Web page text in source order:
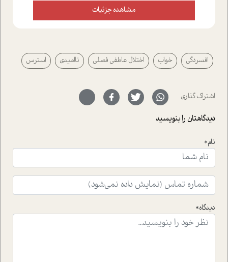
علیخواه، جامعه شناس در بخش های مختلف تلاش کرده ایم
از دریچه های گوناگون به این موضوع مهم بپردازیم.فصل
پیرامون آن آشنا می کند.در بخش دو فنجان داغ به سراغ افرادی
رفته ایم که موفقیت را در عمل به اثبات رسانده اند؛ سید
حمیدرضا محتشمی که بیست و پنجمین سال فعالیت حرفه
سر نهاده است و نیز کرامت عزیز زاده؛ سفیر صلح و دوستی که
با رکاب زدن در بیش از هفتاد کشور و کاشتن درخت، به نماد
حمایت از محیط زیست و منابع طبیعی تبدیل گشته
است.فصل روایت اجنبی ها در این شماره به دو موضوع
ای که به زندگی شگفت انگیز جین گودال و تاثیرات کاوش های
ایشان در حوزه ی شامپانزه ها بر زندگی امروزی ما نگاهی
افکنده است.فصل اتاق 333 شما را پای صحبت یک تجربه ی
واقعی در ارتباط با اختلال شخصیت اسکزوئید و مشکلات و نیز
راهکارهای حل آن قرار می دهد که در اتاق درمان اتفاق افتاده
موثرترین راهکارهای استفاده از هوش مصنوعی در حوزه های
مشاهده جزئیات
افسردگی خواب اختلال عاطفی فصلی ناامیدی استرس
اشتراک گذاری
دیدگاهتان را بنویسید
نام*
دیدگاه*